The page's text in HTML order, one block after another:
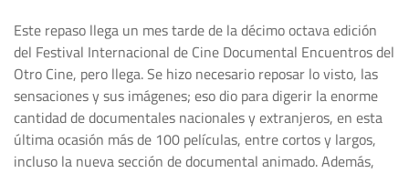
Este repaso llega un mes tarde de la décimo octava edición
del Festival Internacional de Cine Documental Encuentros del
Otro Cine, pero llega. Se hizo necesario reposar lo visto, las
sensaciones y sus imágenes; eso dio para digerir la enorme
cantidad de documentales nacionales y extranjeros, en esta
última ocasión más de 100 películas, entre cortos y largos,
incluso la nueva sección de documental animado. Además,